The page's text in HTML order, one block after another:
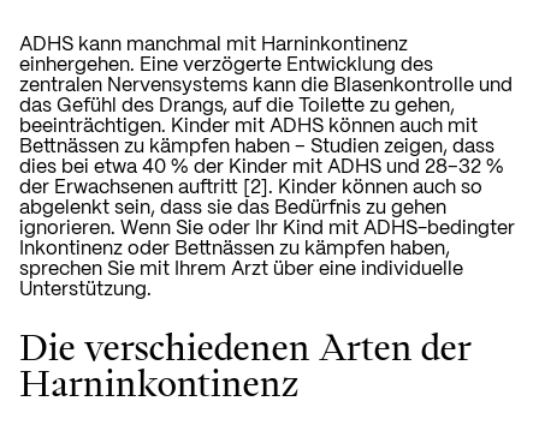
ADHS kann manchmal mit Harninkontinenz
einhergehen. Eine verzögerte Entwicklung des
zentralen Nervensystems kann die Blasenkontrolle und
das Gefühl des Drangs, auf die Toilette zu gehen,
beeinträchtigen. Kinder mit ADHS können auch mit
Bettnässen zu kämpfen haben – Studien zeigen, dass
dies bei etwa 40 % der Kinder mit ADHS und 28–32 %
der Erwachsenen auftritt [2]. Kinder können auch so
abgelenkt sein, dass sie das Bedürfnis zu gehen
ignorieren. Wenn Sie oder Ihr Kind mit ADHS-bedingter
Inkontinenz oder Bettnässen zu kämpfen haben,
sprechen Sie mit Ihrem Arzt über eine individuelle
Unterstützung.
Die verschiedenen Arten der
Harninkontinenz